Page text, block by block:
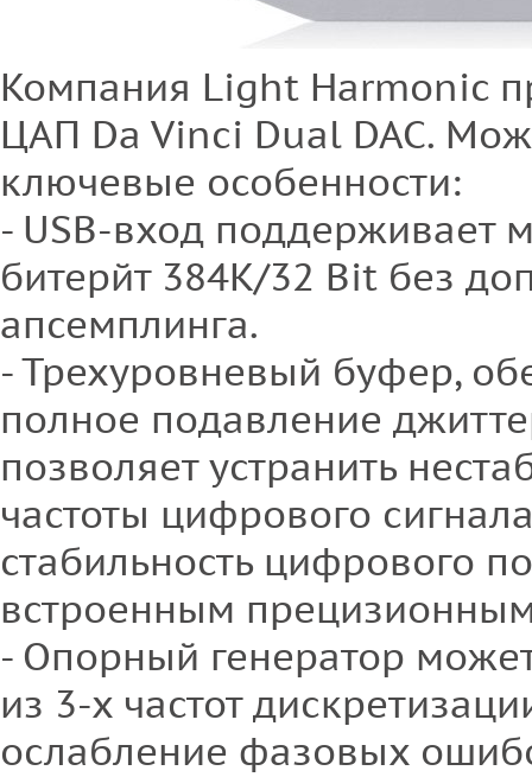
Компания Light Harmonic
ЦАП Da Vinci Dual DAC.
ключевые особенности:
- USB-вход поддерживает
битерйт 384K/32 Bit без
апсемплинга.
- Трехуровневый буфер,
полное подавление
позволяет устранить
частоты цифрового
стабильность цифрового
встроенным
- Опорный генератор
из 3-х частот
ослабление фазовых